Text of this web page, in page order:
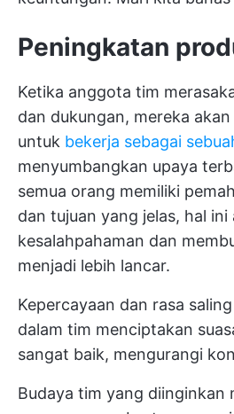
Peningkatan
Ketika anggota tim
dan dukungan, mereka
untuk bekerja sebagai
menyumbangkan upaya
semua orang memiliki
dan tujuan yang jelas, hal
kesalahpahaman dan
menjadi lebih lancar.
Kepercayaan dan rasa
dalam tim menciptakan
sangat baik, mengurangi
Budaya tim yang diinginkan